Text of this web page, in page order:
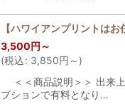
【ハワイアンプリントは
3,500円 ～
(税込: 3,850円 ～ )
＜＜商品説明＞＞ 出来
プションで有料となり…